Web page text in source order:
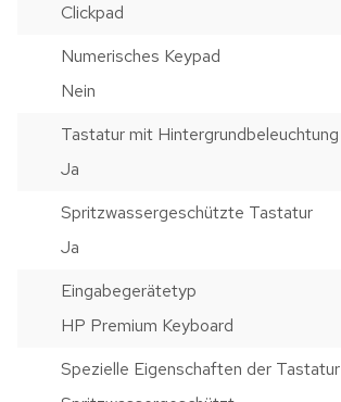
Clickpad
Numerisches Keypad
Nein
Tastatur mit Hintergrundbeleuchtung
Ja
Spritzwassergeschützte Tastatur
Ja
Eingabegerätetyp
HP Premium Keyboard
Spezielle Eigenschaften der Tastatur